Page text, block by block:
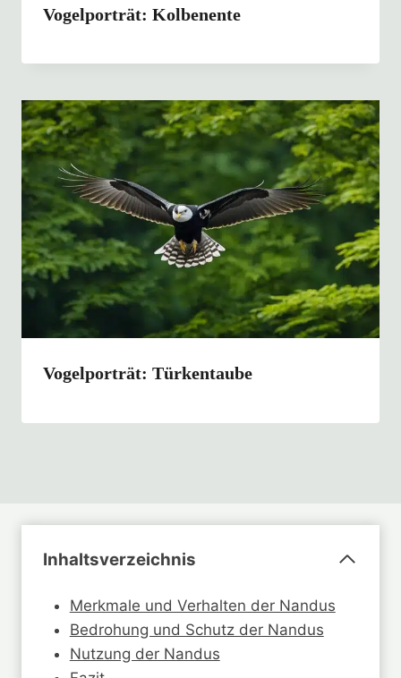
Vogelporträt: Kolbenente
Vogelporträt: Türkentaube
Inhaltsverzeichnis
Merkmale und Verhalten der Nandus
Bedrohung und Schutz der Nandus
Nutzung der Nandus